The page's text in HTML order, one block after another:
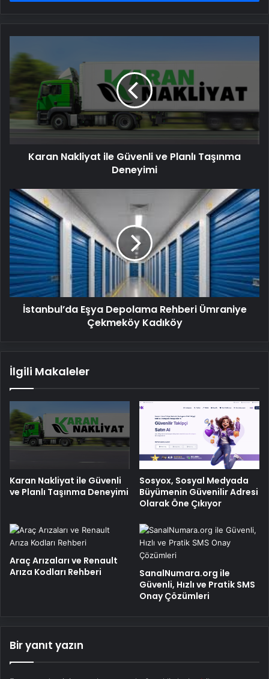
Nakliyat
Planlı
Taşınma
Deneyimi
Karan Nakliyat ile Güvenli ve Planlı Taşınma
Deneyimi
İstanbul’da
Eşya
Depolama
Rehberi
Ümraniye
Çekmeköy
Kadıköy
İstanbul’da Eşya Depolama Rehberi Ümraniye
Çekmeköy Kadıköy
İlgili Makaleler
Karan Nakliyat ile Güvenli
ve Planlı Taşınma Deneyimi
Sosyox, Sosyal Medyada
Büyümenin Güvenilir Adresi
Olarak Öne Çıkıyor
Araç Arızaları ve Renault
Arıza Kodları Rehberi
SanalNumara.org ile
Güvenli, Hızlı ve Pratik SMS
Onay Çözümleri
Bir yanıt yazın